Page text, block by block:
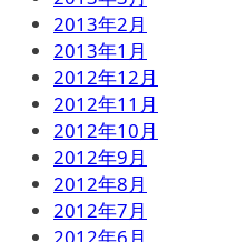
2013年2月
2013年1月
2012年12月
2012年11月
2012年10月
2012年9月
2012年8月
2012年7月